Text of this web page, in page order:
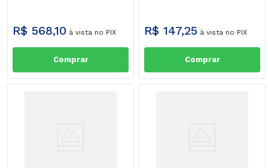
R$ 568,10 à vista no PIX
Comprar
R$ 147,25 à vista no PIX
Comprar